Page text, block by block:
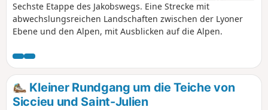
Sechste Etappe des Jakobswegs. Eine Strecke mit
abwechslungsreichen Landschaften zwischen der Lyoner
Ebene und den Alpen, mit Ausblicken auf die Alpen.
Kleiner Rundgang um die Teiche von
Siccieu und Saint-Julien